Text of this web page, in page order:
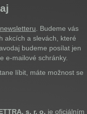
. Budeme vás
akcích a slevách, které
budeme posílat jen
e-mailové schránky.
líbit, máte možnost se
s. r. o. je oficiálním